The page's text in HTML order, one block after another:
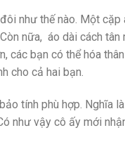
như thế nào. Một cặp
nữa, áo dài cách tân
các bạn có thể hóa
cho cả hai bạn.
tính phù hợp. Nghĩa
như vậy cô ấy mới